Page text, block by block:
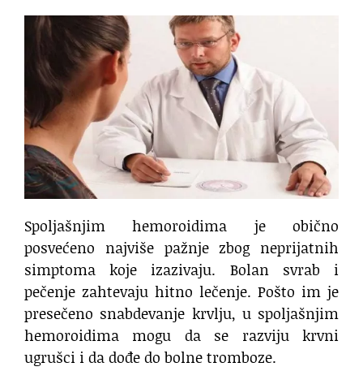
Spoljašnjim hemoroidima je obično
posvećeno najviše pažnje zbog neprijatnih
simptoma koje izazivaju. Bolan svrab i
pečenje zahtevaju hitno lečenje. Pošto im je
presečeno snabdevanje krvlju, u spoljašnjim
hemoroidima mogu da se razviju krvni
ugrušci i da dođe do bolne tromboze.